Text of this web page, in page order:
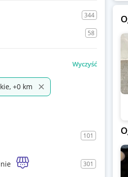
344
58
Wyczyść
+0 km
101
301